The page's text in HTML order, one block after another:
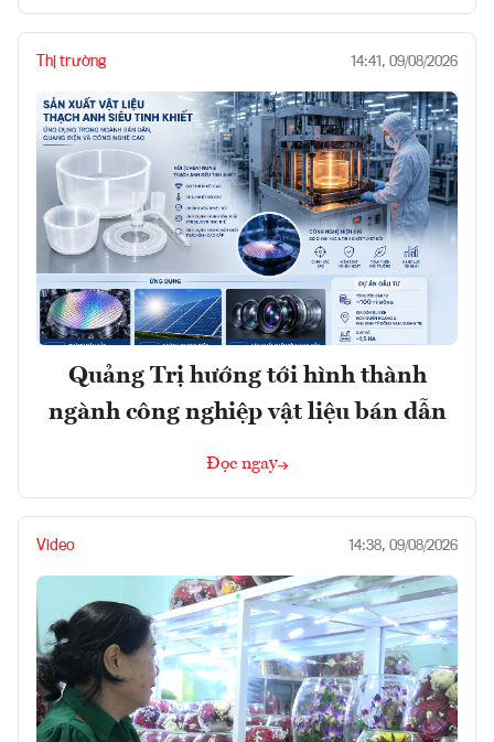
Thị trường 14:41, 09/08/2026
Quảng Trị hướng tới hình thành
ngành công nghiệp vật liệu bán dẫn
Đọc ngay
Video 14:38, 09/08/2026